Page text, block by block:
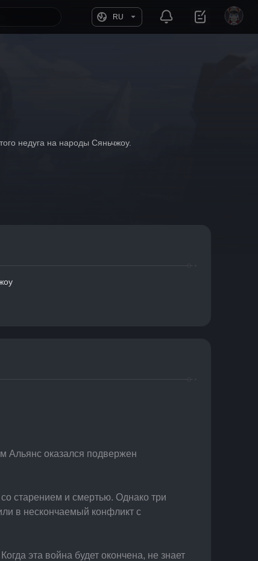
RU
недуга на народы Сяньчжоу.
Альянс оказался подвержен
старением и смертью. Однако три
в нескончаемый конфликт с
эта война будет окончена, не знает